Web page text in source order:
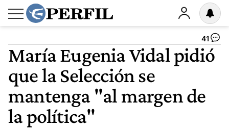
41
María Eugenia Vidal pidió
que la Selección se
mantenga "al margen de
la política"